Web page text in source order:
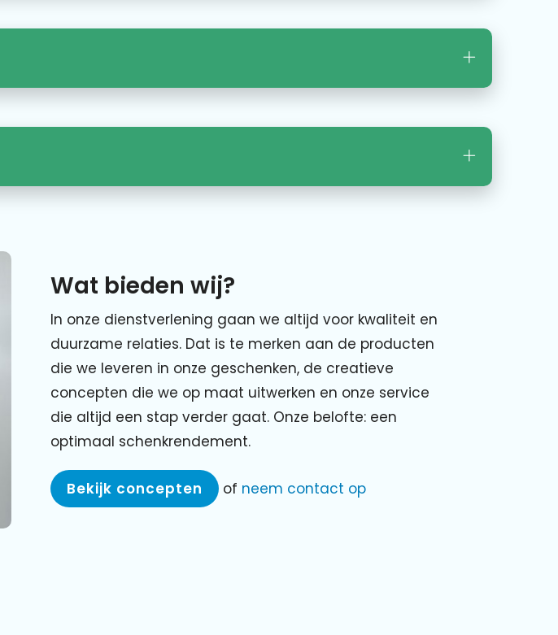
Wat bieden wij?
In onze dienstverlening gaan we altijd voor kwaliteit en
duurzame relaties. Dat is te merken aan de producten
die we leveren in onze geschenken, de creatieve
concepten die we op maat uitwerken en onze service
die altijd een stap verder gaat. Onze belofte: een
optimaal schenkrendement.
Bekijk concepten of neem contact op